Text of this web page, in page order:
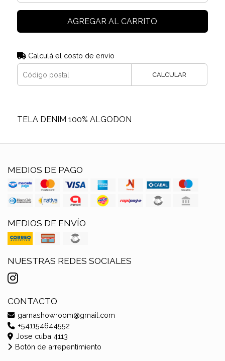
AGREGAR AL CARRITO
Calculá el costo de envío
CALCULAR
TELA DENIM 100% ALGODON
MEDIOS DE PAGO
MEDIOS DE ENVÍO
NUESTRAS REDES SOCIALES
CONTACTO
garnashowroom@gmail.com
+541154644552
Jose cuba 4113
Botón de arrepentimiento